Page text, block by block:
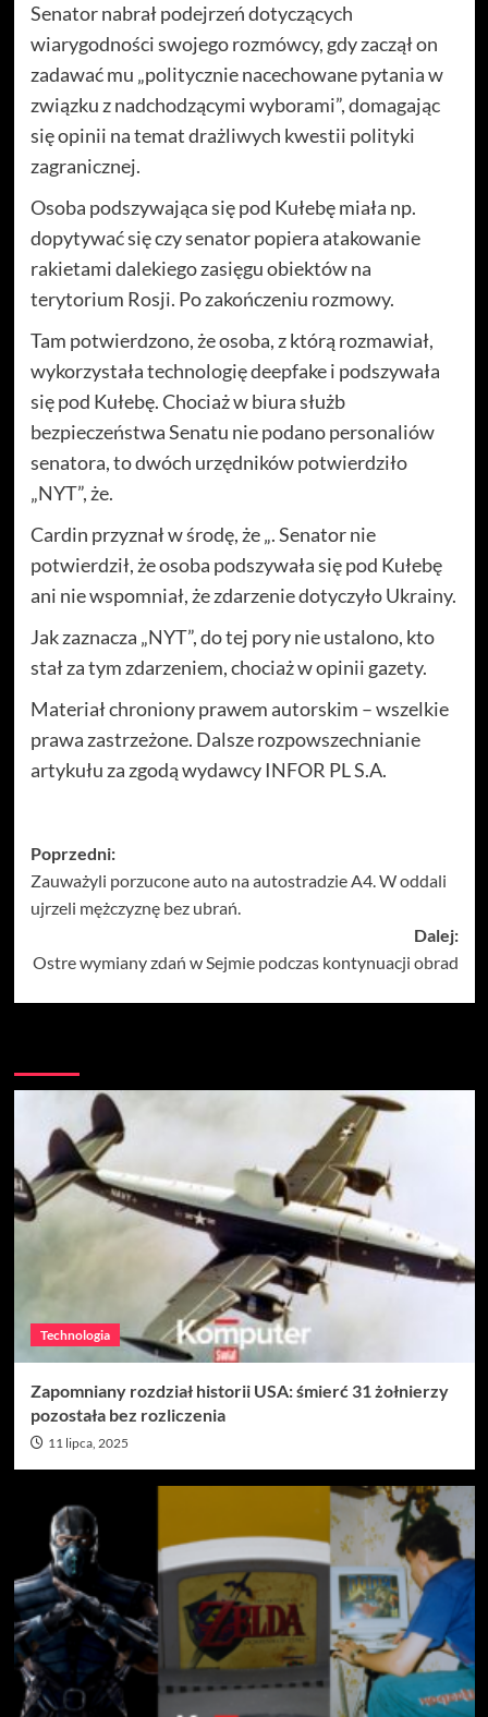
Senator nabrał podejrzeń dotyczących
wiarygodności swojego rozmówcy, gdy zaczął on
zadawać mu „politycznie nacechowane pytania w
związku z nadchodzącymi wyborami”, domagając
się opinii na temat drażliwych kwestii polityki
zagranicznej.
Osoba podszywająca się pod Kułebę miała np.
dopytywać się czy senator popiera atakowanie
rakietami dalekiego zasięgu obiektów na
terytorium Rosji. Po zakończeniu rozmowy.
Tam potwierdzono, że osoba, z którą rozmawiał,
wykorzystała technologię deepfake i podszywała
się pod Kułebę. Chociaż w biura służb
bezpieczeństwa Senatu nie podano personaliów
senatora, to dwóch urzędników potwierdziło
„NYT”, że.
Cardin przyznał w środę, że „. Senator nie
potwierdził, że osoba podszywała się pod Kułebę
ani nie wspomniał, że zdarzenie dotyczyło Ukrainy.
Jak zaznacza „NYT”, do tej pory nie ustalono, kto
stał za tym zdarzeniem, chociaż w opinii gazety.
Materiał chroniony prawem autorskim – wszelkie
prawa zastrzeżone. Dalsze rozpowszechnianie
artykułu za zgodą wydawcy INFOR PL S.A.
Zobacz
wpisy
Poprzedni:
Zauważyli porzucone auto na autostradzie A4. W oddali
ujrzeli mężczyznę bez ubrań.
Dalej:
Ostre wymiany zdań w Sejmie podczas kontynuacji obrad
Technologia
Zapomniany rozdział historii USA: śmierć 31 żołnierzy
pozostała bez rozliczenia
11 lipca, 2025